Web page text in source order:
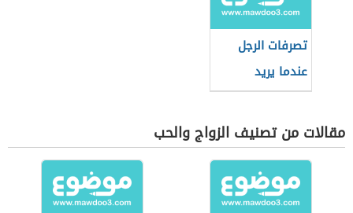
تصرفات الرجل
عندما يريد
الانفصال
مقالات من تصنيف الزواج والحب